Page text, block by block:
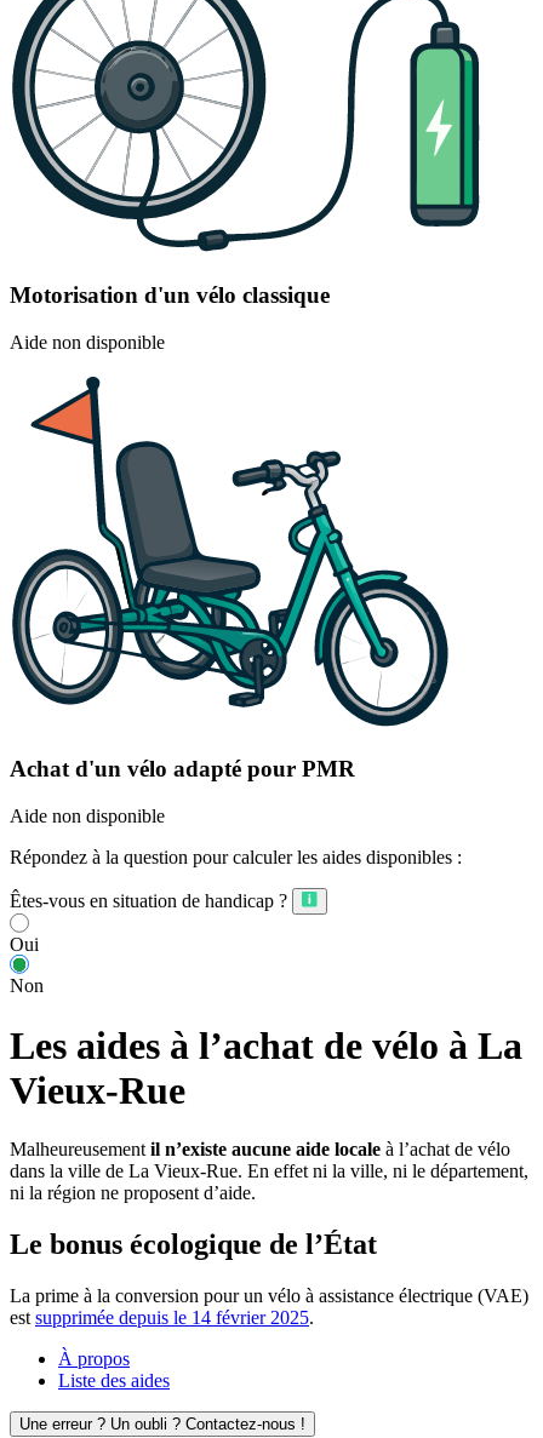
Motorisation d'un vélo classique
Aide non disponible
Achat d'un vélo adapté pour PMR
Aide non disponible
Répondez à la question pour calculer les aides disponibles :
Êtes-vous en situation de handicap ?
Oui
Non
Les aides à l’achat de vélo à La
Vieux-Rue
Malheureusement il n’existe aucune aide locale à l’achat de vélo
dans la ville de La Vieux-Rue. En effet ni la ville, ni le département,
ni la région ne proposent d’aide.
Le bonus écologique de l’État
La prime à la conversion pour un vélo à assistance électrique (VAE)
est supprimée depuis le 14 février 2025.
À propos
Liste des aides
Une erreur ? Un oubli ? Contactez-nous !